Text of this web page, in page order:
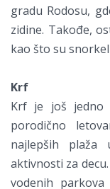
gradu Rodosu,
zidine. Takođe,
kao što su
Krf
Krf je još jedno
porodično
najlepših
aktivnosti za
vodenih